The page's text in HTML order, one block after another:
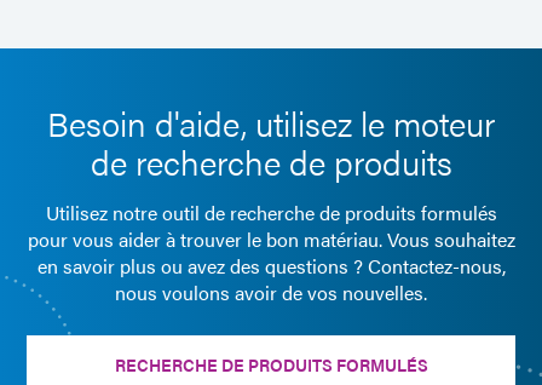
Besoin d'aide, utilisez le moteur
de recherche de produits
Utilisez notre outil de recherche de produits formulés
pour vous aider à trouver le bon matériau. Vous souhaitez
en savoir plus ou avez des questions ? Contactez-nous,
nous voulons avoir de vos nouvelles.
RECHERCHE DE PRODUITS FORMULÉS